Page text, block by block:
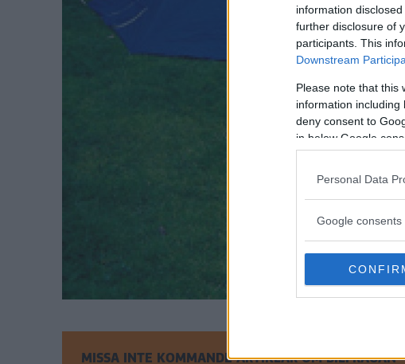
information
further disclosure of
participants. This
Downstream
Please note that this
information including
deny consent to
in below Google
Personal Data
Google consents
MISSA INTE KOMMANDE ARTIKLAR OM BILFRÅGAN